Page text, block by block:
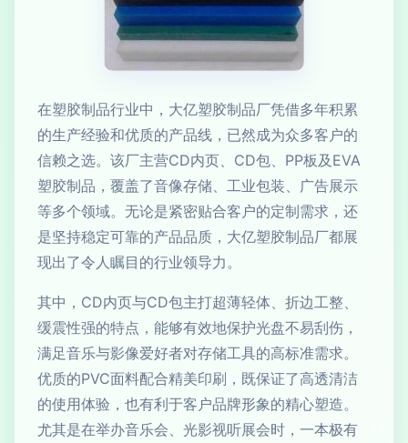
在塑胶制品行业中，大亿塑胶制品厂凭借多年积累
的生产经验和优质的产品线，已然成为众多客户的
信赖之选。该厂主营CD内页、CD包、PP板及EVA
塑胶制品，覆盖了音像存储、工业包装、广告展示
等多个领域。无论是紧密贴合客户的定制需求，还
是坚持稳定可靠的产品品质，大亿塑胶制品厂都展
现出了令人瞩目的行业领导力。
其中，CD内页与CD包主打超薄轻体、折边工整、
缓震性强的特点，能够有效地保护光盘不易刮伤，
满足音乐与影像爱好者对存储工具的高标准需求。
优质的PVC面料配合精美印刷，既保证了高透清洁
的使用体验，也有利于客户品牌形象的精心塑造。
尤其是在举办音乐会、光影视听展会时，一本极有